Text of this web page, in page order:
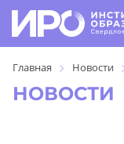
Главная Новости
НОВОСТИ